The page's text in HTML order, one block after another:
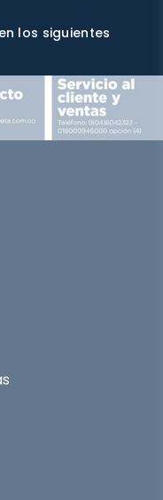
los siguientes